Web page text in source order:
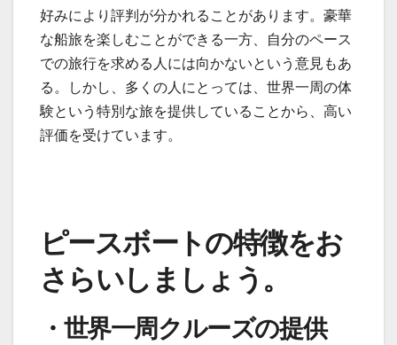
好みにより評判が分かれることがあります。豪華
な船旅を楽しむことができる一方、自分のペース
での旅行を求める人には向かないという意見もあ
る。しかし、多くの人にとっては、世界一周の体
験という特別な旅を提供していることから、高い
評価を受けています。
ピースボートの特徴をお
さらいしましょう。
・世界一周クルーズの提供